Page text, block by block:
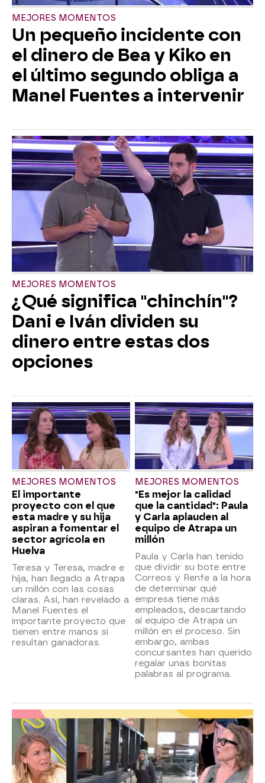
MEJORES MOMENTOS
Un pequeño incidente con
el dinero de Bea y Kiko en
el último segundo obliga a
Manel Fuentes a intervenir
MEJORES MOMENTOS
¿Qué significa "chinchín"?
Dani e Iván dividen su
dinero entre estas dos
opciones
MEJORES MOMENTOS
El importante
proyecto con el que
esta madre y su hija
aspiran a fomentar el
sector agrícola en
Huelva
Teresa y Teresa, madre e
hija, han llegado a Atrapa
un millón con las cosas
claras. Así, han revelado a
Manel Fuentes el
importante proyecto que
tienen entre manos si
resultan ganadoras.
MEJORES MOMENTOS
"Es mejor la calidad
que la cantidad": Paula
y Carla aplauden al
equipo de Atrapa un
millón
Paula y Carla han tenido
que dividir su bote entre
Correos y Renfe a la hora
de determinar qué
empresa tiene más
empleados, descartando
al equipo de Atrapa un
millón en el proceso. Sin
embargo, ambas
concursantes han querido
regalar unas bonitas
palabras al programa.